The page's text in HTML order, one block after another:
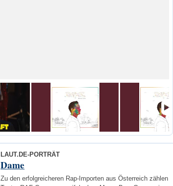
LAUT.DE-PORTRÄT
Dame
Zu den erfolgreicheren Rap-Importen aus Österreich zählen